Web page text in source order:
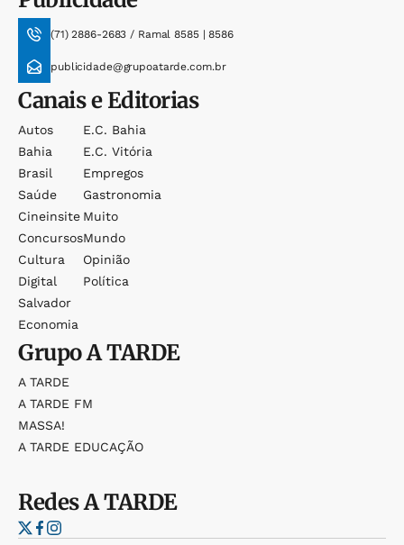
(71) 2886-2683 / Ramal 8585 | 8586
publicidade@grupoatarde.com.br
Canais e Editorias
Autos
Bahia
Brasil
Saúde
Cineinsite
Concursos
Cultura
Digital
Salvador
Economia
E.c. Bahia
E.c. Vitória
Empregos
Gastronomia
Muito
Mundo
Opinião
Política
GrupoA TARDE
A TARDE
A TARDE FM
MASSA!
A TARDE EDUCAÇÃO
RedesA TARDE